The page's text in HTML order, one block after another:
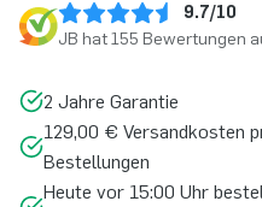
9.7/10
JB hat 155 Bewertungen
2 Jahre Garantie
129,00 € Versandkosten
Bestellungen
Heute vor 15:00 Uhr